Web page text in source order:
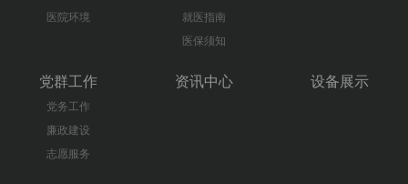
医院环境
就医指南
医保须知
党群工作
党务工作
廉政建设
志愿服务
资讯中心 设备展示